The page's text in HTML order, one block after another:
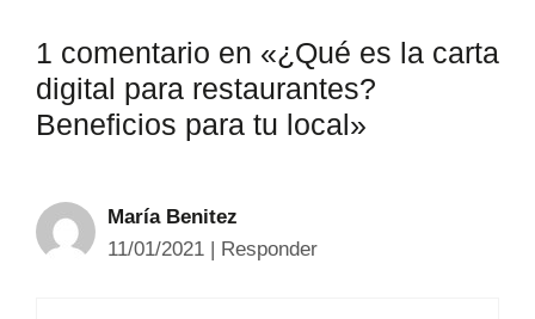
1 comentario en «¿Qué es la carta
digital para restaurantes?
Beneficios para tu local»
María Benitez
11/01/2021 | Responder